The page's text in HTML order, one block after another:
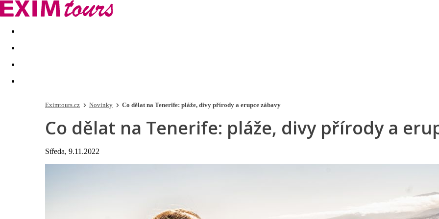
Akční nabídky Last minute
Eximtours.cz Novinky Co dělat na Tenerife: pláže, divy přírody a erupce zábavy
Co dělat na Tenerife: pláže, divy přírody a
Středa, 9.11.2022